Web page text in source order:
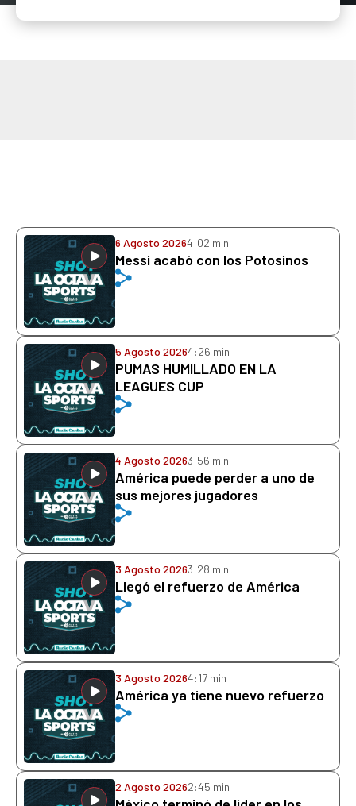
6 Agosto 20264:02 min
Messi acabó con los Potosinos
5 Agosto 20264:26 min
PUMAS HUMILLADO EN LA
LEAGUES CUP
4 Agosto 20263:56 min
América puede perder a uno de
sus mejores jugadores
3 Agosto 20263:28 min
Llegó el refuerzo de América
3 Agosto 20264:17 min
América ya tiene nuevo refuerzo
2 Agosto 20262:45 min